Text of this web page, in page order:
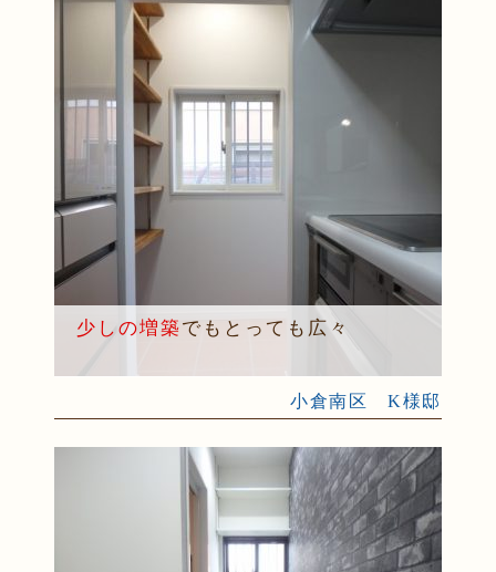
少しの増築でもとっても広々
小倉南区 K様邸